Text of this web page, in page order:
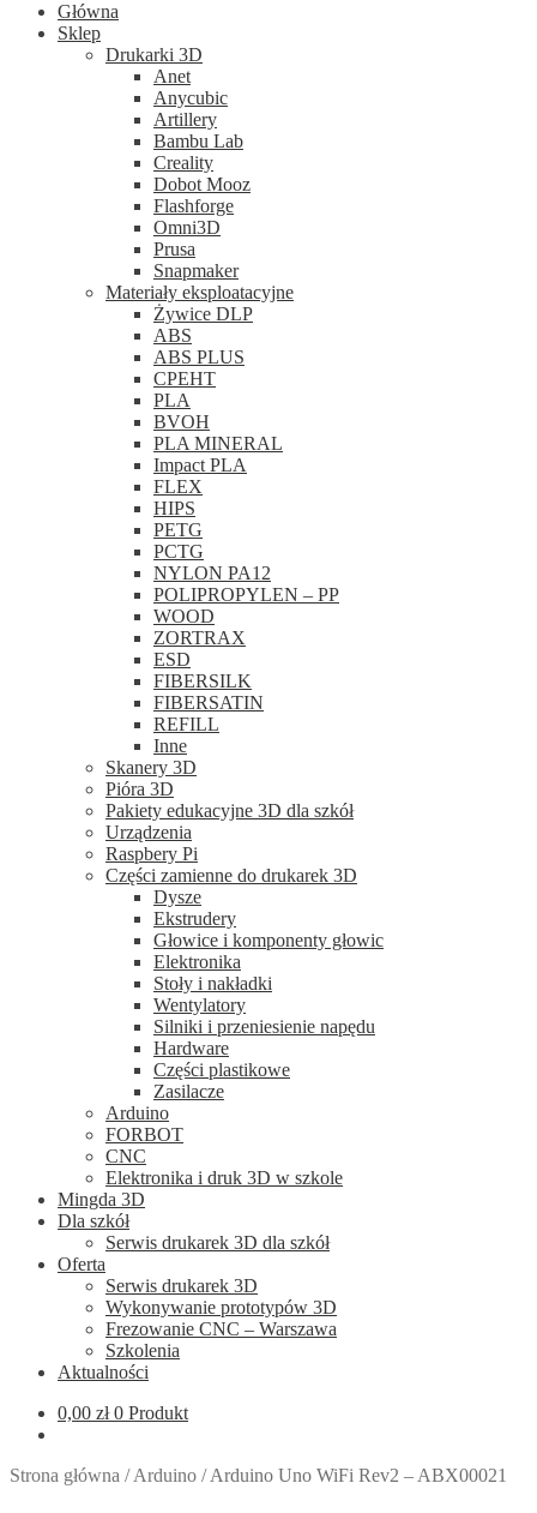
Główna
Sklep
Drukarki 3D
Anet
Anycubic
Artillery
Bambu Lab
Creality
Dobot Mooz
Flashforge
Omni3D
Prusa
Snapmaker
Materiały eksploatacyjne
Żywice DLP
ABS
ABS PLUS
CPEHT
PLA
BVOH
PLA MINERAL
Impact PLA
FLEX
HIPS
PETG
PCTG
NYLON PA12
POLIPROPYLEN – PP
WOOD
ZORTRAX
ESD
FIBERSILK
FIBERSATIN
REFILL
Inne
Skanery 3D
Pióra 3D
Pakiety edukacyjne 3D dla szkół
Urządzenia
Raspbery Pi
Części zamienne do drukarek 3D
Dysze
Ekstrudery
Głowice i komponenty głowic
Elektronika
Stoły i nakładki
Wentylatory
Silniki i przeniesienie napędu
Hardware
Części plastikowe
Zasilacze
Arduino
FORBOT
CNC
Elektronika i druk 3D w szkole
Mingda 3D
Dla szkół
Serwis drukarek 3D dla szkół
Oferta
Serwis drukarek 3D
Wykonywanie prototypów 3D
Frezowanie CNC – Warszawa
Szkolenia
Aktualności
0,00 zł 0 Produkt
Strona główna /Arduino /Arduino Uno WiFi Rev2 – ABX00021